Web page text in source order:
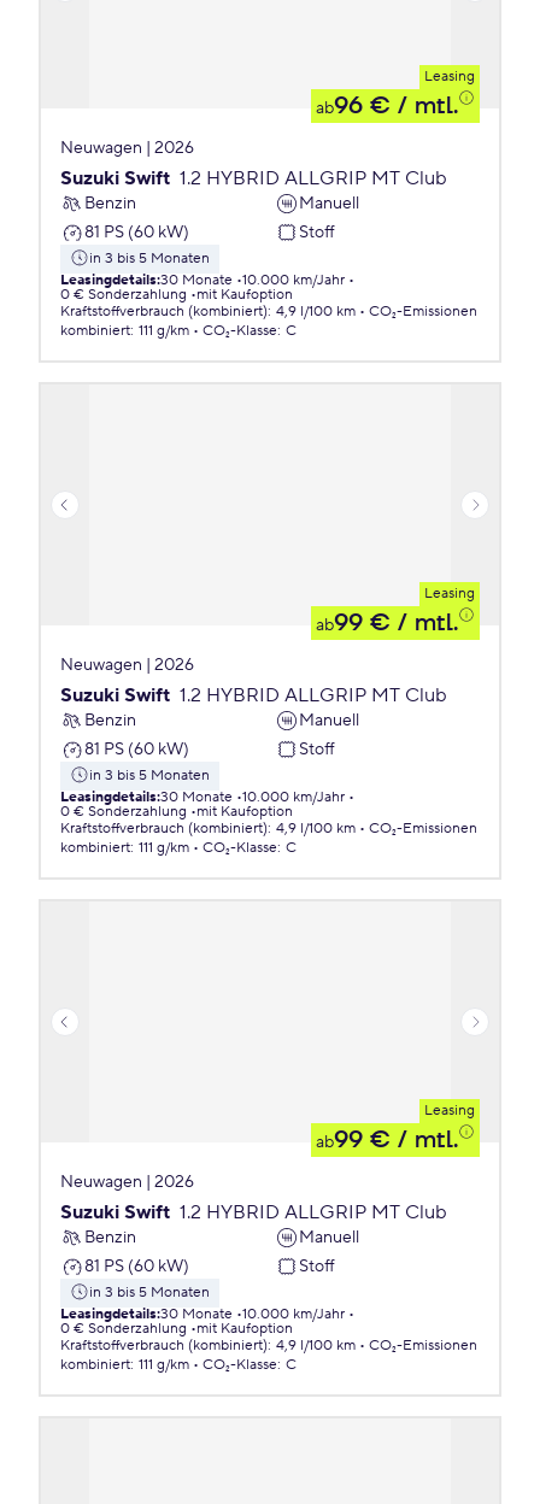
Leasing
ab96 € / mtl.
Neuwagen | 2026
Suzuki Swift 1.2 HYBRID ALLGRIP MT Club
Benzin
Manuell
81 PS (60 kW)
Stoff
in 3 bis 5 Monaten
Leasingdetails:30 Monate 10.000 km/Jahr
0 € Sonderzahlung
mit Kaufoption
Kraftstoffverbrauch (kombiniert): 4,9 l/100 km
CO₂-Emissionen
kombiniert: 111 g/km CO₂-Klasse: C
Leasing
ab99 € / mtl.
Neuwagen | 2026
Suzuki Swift 1.2 HYBRID ALLGRIP MT Club
Benzin
Manuell
81 PS (60 kW)
Stoff
in 3 bis 5 Monaten
Leasingdetails:30 Monate 10.000 km/Jahr
0 € Sonderzahlung
mit Kaufoption
Kraftstoffverbrauch (kombiniert): 4,9 l/100 km
CO₂-Emissionen
kombiniert: 111 g/km CO₂-Klasse: C
Leasing
ab99 € / mtl.
Neuwagen | 2026
Suzuki Swift 1.2 HYBRID ALLGRIP MT Club
Benzin
Manuell
81 PS (60 kW)
Stoff
in 3 bis 5 Monaten
Leasingdetails:30 Monate 10.000 km/Jahr
0 € Sonderzahlung
mit Kaufoption
Kraftstoffverbrauch (kombiniert): 4,9 l/100 km
CO₂-Emissionen
kombiniert: 111 g/km CO₂-Klasse: C